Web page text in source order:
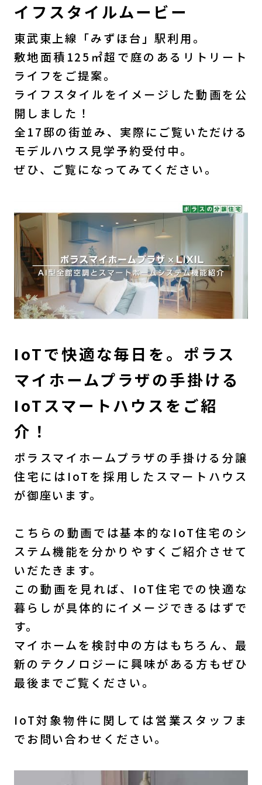
イフスタイルムービー
東武東上線「みずほ台」駅利用。
敷地面積125㎡超で庭のあるリトリート
ライフをご提案。
ライフスタイルをイメージした動画を公
開しました！
全17邸の街並み、実際にご覧いただける
モデルハウス見学予約受付中。
ぜひ、ご覧になってみてください。
IoTで快適な毎日を。ポラス
マイホームプラザの手掛ける
IoTスマートハウスをご紹
介！
ポラスマイホームプラザの手掛ける分譲
住宅にはIoTを採用したスマートハウス
が御座います。
こちらの動画では基本的なIoT住宅のシ
ステム機能を分かりやすくご紹介させて
いだたきます。
この動画を見れば、IoT住宅での快適な
暮らしが具体的にイメージできるはずで
す。
マイホームを検討中の方はもちろん、最
新のテクノロジーに興味がある方もぜひ
最後までご覧ください。
IoT対象物件に関しては営業スタッフま
でお問い合わせください。